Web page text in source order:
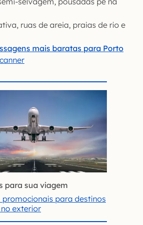
ruas de areia, praias de rio e
mais baratas para Porto
para sua viagem
promocionais para destinos
exterior